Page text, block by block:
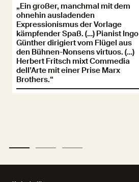
„Ein großer, manchmal mit dem
ohnehin ausladenden
Expressionismus der Vorlage
kämpfender Spaß. (…) Pianist Ingo
Günther dirigiert vom Flügel aus
den Bühnen-Nonsens virtuos. (…)
Herbert Fritsch mixt Commedia
dell’Arte mit einer Prise Marx
Brothers.“